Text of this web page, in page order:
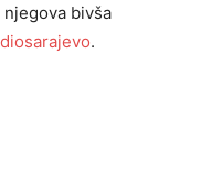
bivša
.